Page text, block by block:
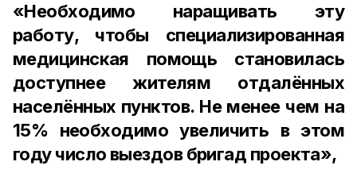
«Необходимо наращивать эту
работу, чтобы специализированная
медицинская помощь становилась
доступнее жителям отдалённых
населённых пунктов. Не менее чем на
15% необходимо увеличить в этом
году число выездов бригад проекта»,